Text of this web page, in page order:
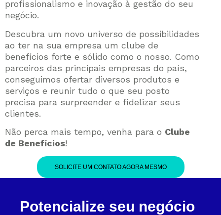
profissionalismo e inovação à gestão do seu
negócio.
Descubra um novo universo de possibilidades
ao ter na sua empresa um clube de
benefícios forte e sólido como o nosso. Como
parceiros das principais empresas do país,
conseguimos ofertar diversos produtos e
serviços e reunir tudo o que seu posto
precisa para surpreender e fidelizar seus
clientes.
Não perca mais tempo, venha para o Clube
de Benefícios!
SOLICITE UM CONTATO AGORA MESMO
Potencialize seu negócio